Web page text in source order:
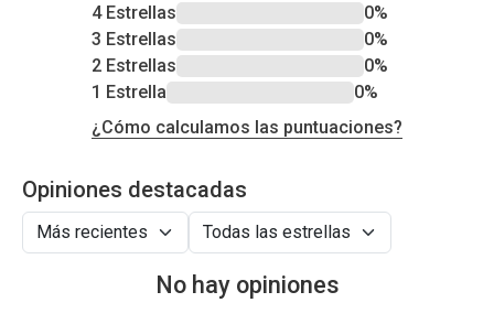
4 Estrellas
0%
3 Estrellas
0%
2 Estrellas
0%
1 Estrella
0%
¿Cómo calculamos las puntuaciones?
Opiniones destacadas
No hay opiniones